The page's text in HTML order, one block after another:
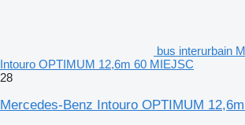
bus interurbain
Intouro OPTIMUM 12,6m 60 MIEJSC
28
Mercedes-Benz Intouro OPTIMUM